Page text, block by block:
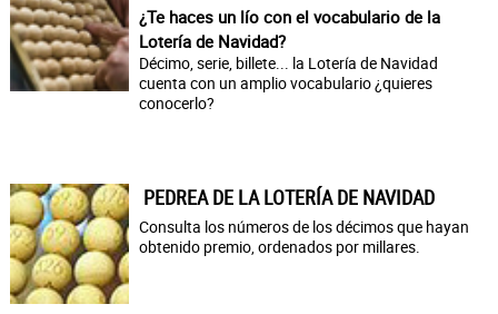
¿Te haces un lío con el vocabulario de la
Lotería de Navidad?
Décimo, serie, billete... la Lotería de Navidad
cuenta con un amplio vocabulario ¿quieres
conocerlo?
PEDREA DE LA LOTERÍA DE NAVIDAD
Consulta los números de los décimos que hayan
obtenido premio, ordenados por millares.